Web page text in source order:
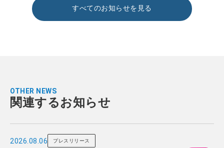
すべてのお知らせを見る
OTHER NEWS
関連するお知らせ
2026.08.06 プレスリリース